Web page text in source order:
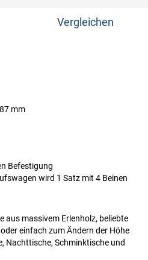
Vergleichen
mm
Befestigung
wird 1 Satz mit 4 Beinen
aus massivem Erlenholz, beliebte
einfach zum Ändern der Höhe
Nachttische, Schminktische und